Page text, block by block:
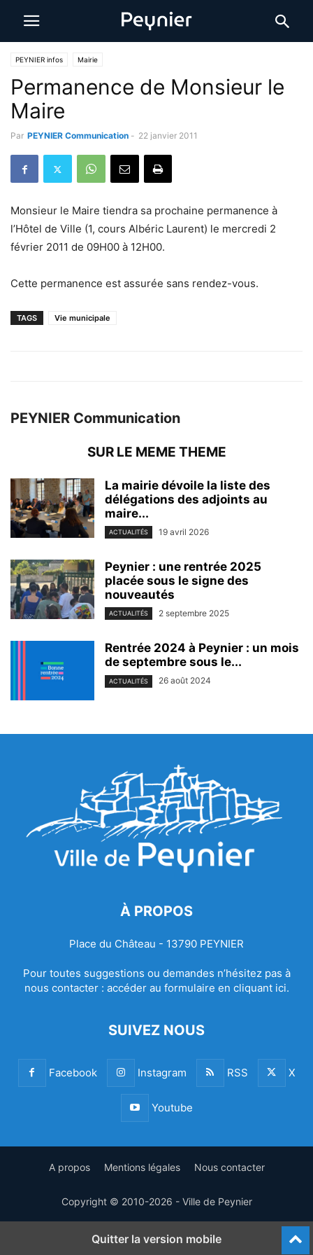
PEYNIER infos Mairie
Permanence de Monsieur le
Maire
Par PEYNIER Communication - 22 janvier 2011
Monsieur le Maire tiendra sa prochaine permanence à
l’Hôtel de Ville (1, cours Albéric Laurent) le mercredi 2
février 2011 de 09H00 à 12H00.
Cette permanence est assurée sans rendez-vous.
TAGS Vie municipale
PEYNIER Communication
SUR LE MEME THEME
La mairie dévoile la liste des
délégations des adjoints au
maire...
ACTUALITÉS 19 avril 2026
Peynier : une rentrée 2025
placée sous le signe des
nouveautés
ACTUALITÉS 2 septembre 2025
Rentrée 2024 à Peynier : un mois
de septembre sous le...
ACTUALITÉS 26 août 2024
À PROPOS
Place du Château - 13790 PEYNIER
Pour toutes suggestions ou demandes n’hésitez pas à
nous contacter : accéder au formulaire en cliquant ici.
SUIVEZ NOUS
Facebook Instagram RSS X
Youtube
A propos Mentions légales Nous contacter
Copyright © 2010-2026 - Ville de Peynier
Quitter la version mobile